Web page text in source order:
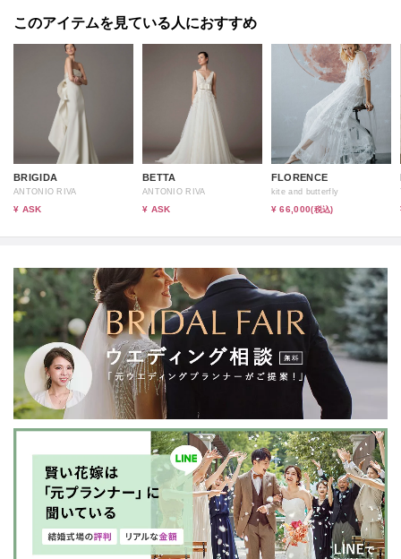
このアイテムを見ている人におすすめ
BRIGIDA
ANTONIO RIVA
¥ ASK
BETTA
ANTONIO RIVA
¥ ASK
FLORENCE
kite and butterfly
¥ 66,000(税込)